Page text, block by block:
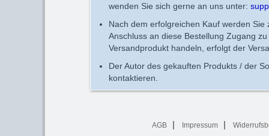
wenden Sie sich gerne an uns unter:
Nach dem erfolgreichen Kauf werden
Anschluss an diese Bestellung Zugang
Versandprodukt handeln, erfolgt der
Der Autor des gekauften Produkts / der
kontaktieren.
AGB Impressum